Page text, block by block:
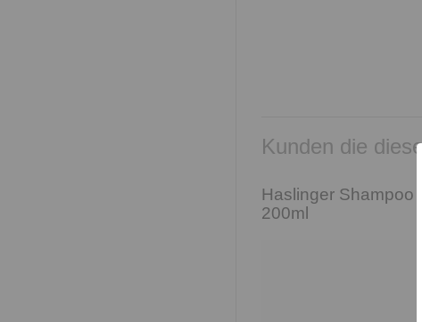
Kunden die
Haslinger Shampoo
200ml